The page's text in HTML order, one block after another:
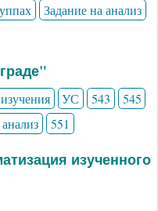
Задание на анализ
УС 543
545
551
изученного